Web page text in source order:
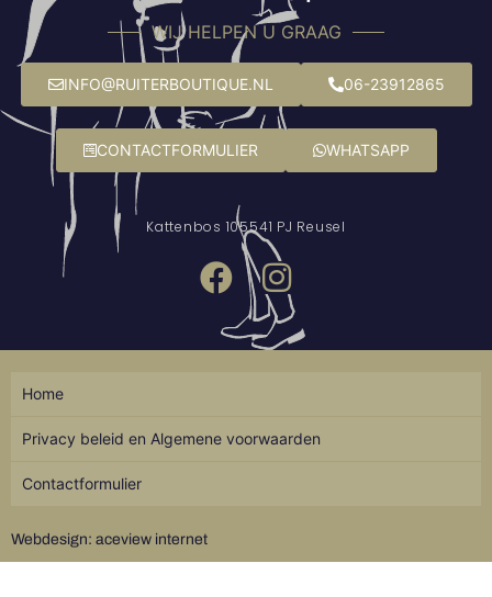
WIJ HELPEN U GRAAG
INFO@RUITERBOUTIQUE.NL 06-23912865
CONTACTFORMULIER WHATSAPP
Kattenbos 105541 PJ Reusel
Webdesign: aceview internet
Home
Privacy beleid en Algemene voorwaarden
Contactformulier